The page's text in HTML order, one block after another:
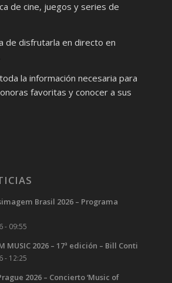
de cine, juegos y series de
de disfrutarla en directo en
la información necesaria para
favoritas y conocer a sus
Brasil 2026 – Programa
- 09:55
MUSIC 2026 – 17ª edición – Bill Conti
- 12:25
2026 – Concierto ‘Music of